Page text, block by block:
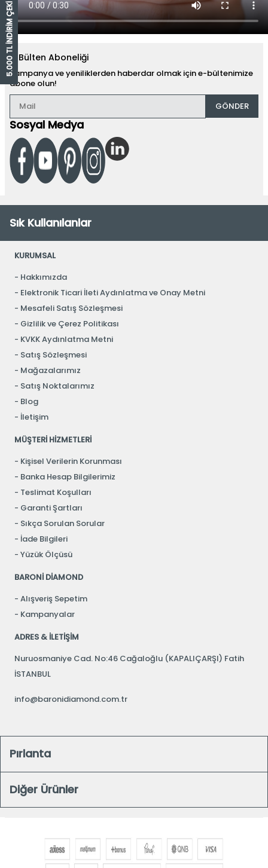
5.000 TL İNDİRİM ÇEKİE-Bülten Aboneliği
Kampanya ve yeniliklerden haberdar olmak için e-bültenimize
abone olun!
GÖNDER
Sosyal Medya
Sık Kullanılanlar
KURUMSAL
Hakkımızda
Elektronik Ticari İleti Aydınlatma ve Onay Metni
Mesafeli Satış Sözleşmesi
Gizlilik ve Çerez Politikası
KVKK Aydınlatma Metni
Satış Sözleşmesi
Mağazalarımız
Satış Noktalarımız
Blog
İletişim
MÜŞTERİ HİZMETLERİ
Kişisel Verilerin Korunması
Banka Hesap Bilgilerimiz
Teslimat Koşulları
Garanti Şartları
Sıkça Sorulan Sorular
İade Bilgileri
Yüzük Ölçüsü
BARONİ DİAMOND
Alışveriş Sepetim
Kampanyalar
ADRES & İLETİŞİM
Nuruosmaniye Cad. No:46 Cağaloğlu (KAPALIÇARŞI) Fatih
İSTANBUL
info@baronidiamond.com.tr
Pırlanta
Diğer Ürünler